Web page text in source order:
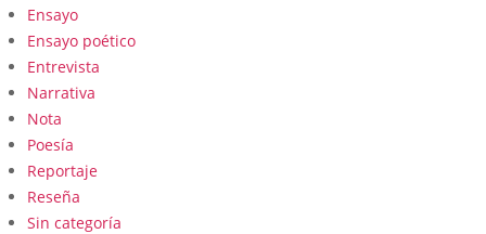
Ensayo
Ensayo poético
Entrevista
Narrativa
Nota
Poesía
Reportaje
Reseña
Sin categoría